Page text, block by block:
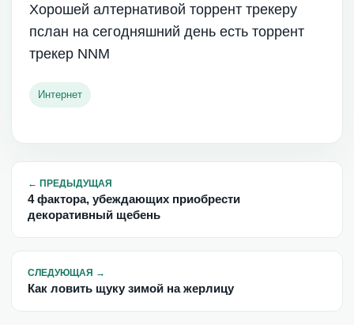
Хорошей алтернативой торрент трекеру
пслан на сегодняшний день есть торрент
трекер NNM
Интернет
← ПРЕДЫДУЩАЯ
4 фактора, убеждающих приобрести
декоративный щебень
СЛЕДУЮЩАЯ →
Как ловить щуку зимой на жерлицу